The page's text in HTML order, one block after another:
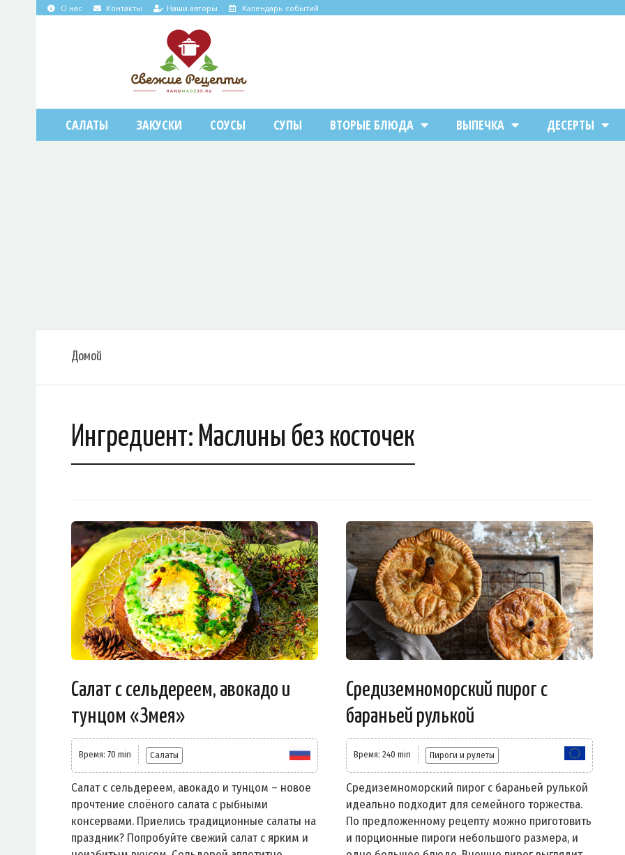
О нас Контакты Наши авторы Календарь событий
САЛАТЫ ЗАКУСКИ СОУСЫ СУПЫ ВТОРЫЕ БЛЮДА ВЫПЕЧКА ДЕСЕРТЫ
Домой
Ингредиент: Маслины без косточек
Салат с сельдереем, авокадо и
тунцом «Змея»
Время: 70 min Салаты
Салат с сельдереем, авокадо и тунцом – новое
прочтение слоёного салата с рыбными
консервами. Приелись традиционные салаты на
праздник? Попробуйте свежий салат с ярким и
Средиземноморский пирог с
бараньей рулькой
Время: 240 min Пироги и рулеты
Средиземноморский пирог с бараньей рулькой
идеально подходит для семейного торжества.
По предложенному рецепту можно приготовить
и порционные пироги небольшого размера, и